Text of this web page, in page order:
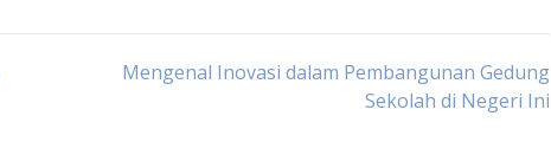
Mengenal Inovasi dalam Pembangunan Gedung
Sekolah di Negeri Ini